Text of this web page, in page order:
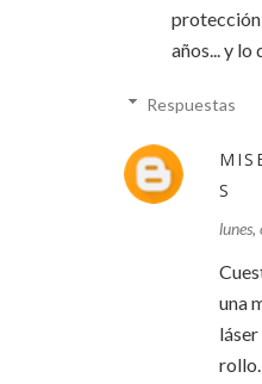
protección
años... y lo
Respuestas
S
una
láser
rollo.